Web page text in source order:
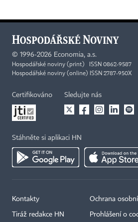
© 1996-2026 Economia, a.s.
Hospodářské noviny (print) ISSN 0862-9587
Hospodářské noviny (online) ISSN 2787-950X
Certifikováno Sledujte nás
Stáhněte si aplikaci HN
Kontakty
Tiráž redakce HN
Ochrana
Prohlášení o